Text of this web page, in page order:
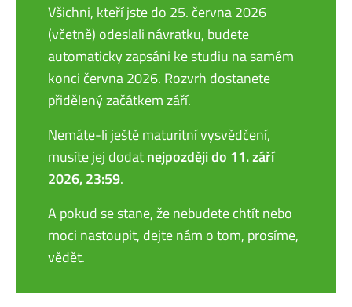
Všichni, kteří jste do 25. června 2026
(včetně) odeslali návratku, budete
automaticky zapsáni ke studiu na samém
konci června 2026. Rozvrh dostanete
přidělený začátkem září.
Nemáte-li ještě maturitní vysvědčení,
musíte jej dodatnejpozději do 11. září
2026, 23:59.
A pokud se stane, že nebudete chtít nebo
moci nastoupit, dejte nám o tom, prosíme,
vědět.